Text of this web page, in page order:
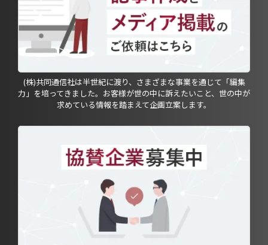
(株)共同通信社は半世紀に渡り、さまざまな事業を通じて「編集
力」を培ってきました。お客様が世の中に訴えたいこと、世の中が
求めている情報を踏まえて企画立案します。